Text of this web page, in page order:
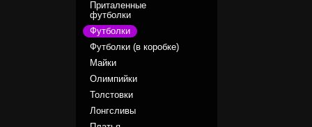
Приталенные
футболки
Футболки
Футболки (в коробке)
Майки
Олимпийки
Толстовки
Лонгсливы